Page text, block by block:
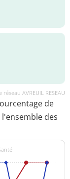
AVREUIL RESEAU
de
des